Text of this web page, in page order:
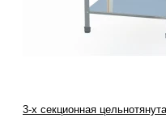
3-х секционная